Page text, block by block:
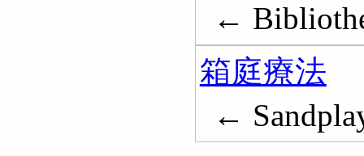
←
箱庭療法
←